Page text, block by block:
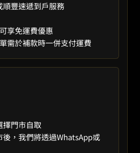
豐速遞到戶服務
享免運費優惠
需於補款時一併支付運費
擇門市自取
後，我們將透過WhatsApp或